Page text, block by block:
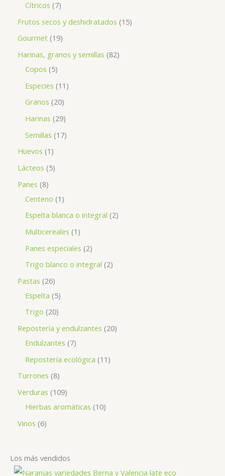
Cítricos 7
Frutos secos y deshidratados 15
Gourmet 19
Harinas, granos y semillas 82
Copos 5
Especies 11
Granos 20
Harinas 29
Semillas 17
Huevos 1
Lácteos 5
Panes 8
Centeno 1
Espelta blanca o integral 2
Multicereales 1
Panes especiales 2
Trigo blanco o integral 2
Pastas 26
Espelta 5
Trigo 20
Repostería y endulzantes 20
Endulzantes 7
Repostería ecológica 11
Turrones 8
Verduras 109
Hierbas aromáticas 10
Vinos 6
Los más vendidos